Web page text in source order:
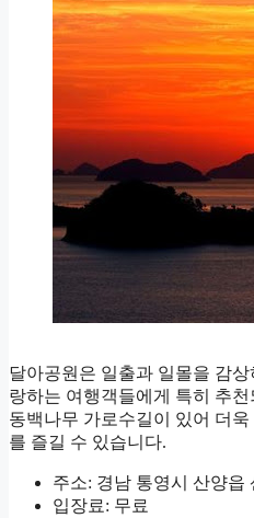
달아공원은 일출과 일몰을 감
랑하는 여행객들에게 특히 추
동백나무 가로수길이 있어 더
를 즐길 수 있습니다.
주소: 경남 통영시 산양읍
입장료: 무료